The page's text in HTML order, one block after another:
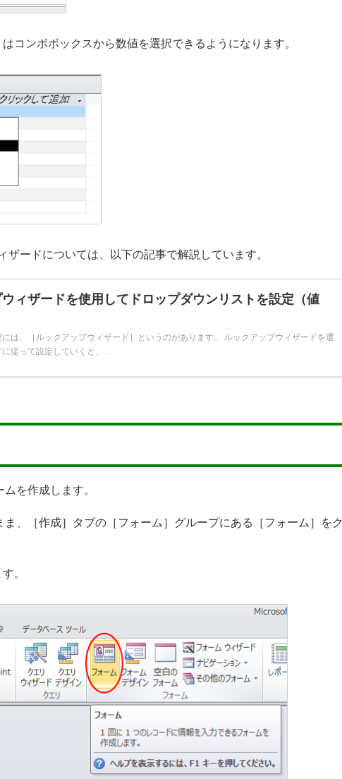
コンボボックスから数値を選択できるようになります。
ザードについては、以下の記事で解説しています。
ィザードを使用してドロップダウンリストを設定（値
は、［ルックアップウィザード］というのがあります。 ルックアップウィザードを選
従って設定していくと、 ...
を作成します。
、［作成］タブの［フォーム］グループにある［フォーム］をク
。